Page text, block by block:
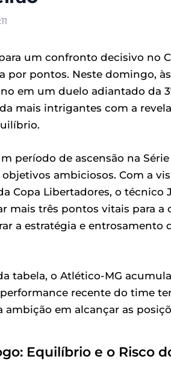
um confronto decisivo no
pontos. Neste domingo, às
em um duelo adiantado da
mais intrigantes com a
período de ascensão na
ambiciosos. Com a
Copa Libertadores, o técnico
mais três pontos vitais para
a estratégia e entrosamento
tabela, o Atlético-MG
recente do time
ambição em alcançar as
Equilíbrio e o Risco